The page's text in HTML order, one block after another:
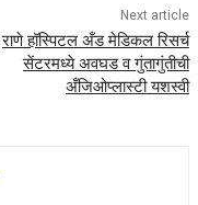
Next article
राणे हॉस्पिटल अँड मेडिकल रिसर्च
सेंटरमध्ये अवघड व गुंतागुंतीची
अँजिओप्लास्टी यशस्वी